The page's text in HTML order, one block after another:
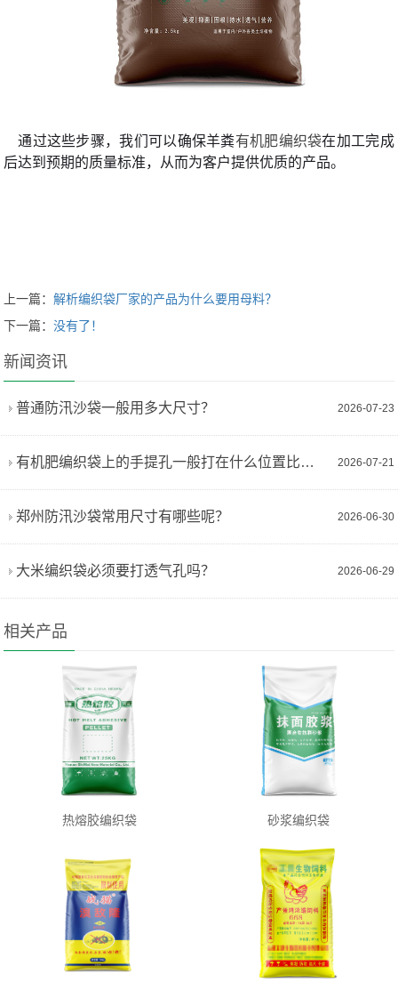
通过这些步骤，我们可以确保羊粪有机肥编织袋在加工完成
后达到预期的质量标准，从而为客户提供优质的产品。
上一篇：解析编织袋厂家的产品为什么要用母料？
下一篇：没有了！
新闻资讯
2026-07-23
普通防汛沙袋一般用多大尺寸？
2026-07-21
有机肥编织袋上的手提孔一般打在什么位置比较合适？
2026-06-30
郑州防汛沙袋常用尺寸有哪些呢？
2026-06-29
大米编织袋必须要打透气孔吗？
相关产品
热熔胶编织袋 砂浆编织袋